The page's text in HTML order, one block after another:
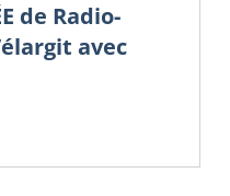
de Radio-
avec